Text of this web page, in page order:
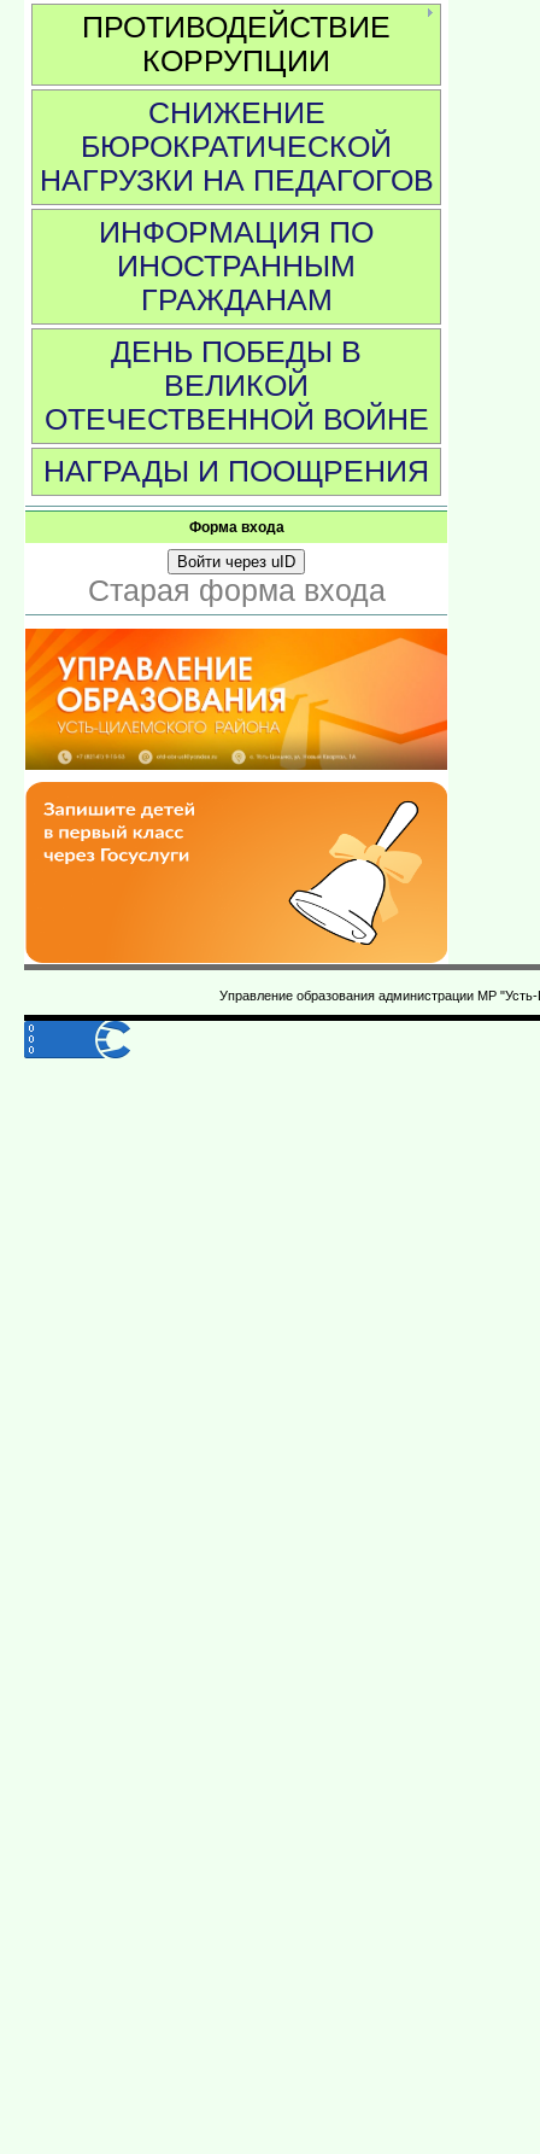
ПРОТИВОДЕЙСТВИЕ
КОРРУПЦИИ
СНИЖЕНИЕ
БЮРОКРАТИЧЕСКОЙ
НАГРУЗКИ НА ПЕДАГОГОВ
ИНФОРМАЦИЯ ПО
ИНОСТРАННЫМ
ГРАЖДАНАМ
ДЕНЬ ПОБЕДЫ В
ВЕЛИКОЙ
ОТЕЧЕСТВЕННОЙ ВОЙНЕ
НАГРАДЫ И ПООЩРЕНИЯ
Форма входа
Войти через uID
Старая форма входа
Управление образования администрации МР